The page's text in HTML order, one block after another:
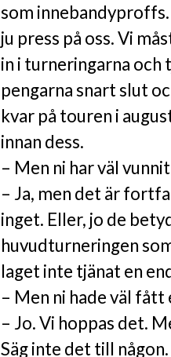
som
ju press på oss. Vi
in i turneringarna och
pengarna snart slut
kvar på touren i
innan dess.
– Men ni har väl
– Ja, men det är
inget. Eller, jo de
huvudturneringen
laget inte tjänat en
– Men ni hade väl
– Jo. Vi hoppas det.
Säg inte det till